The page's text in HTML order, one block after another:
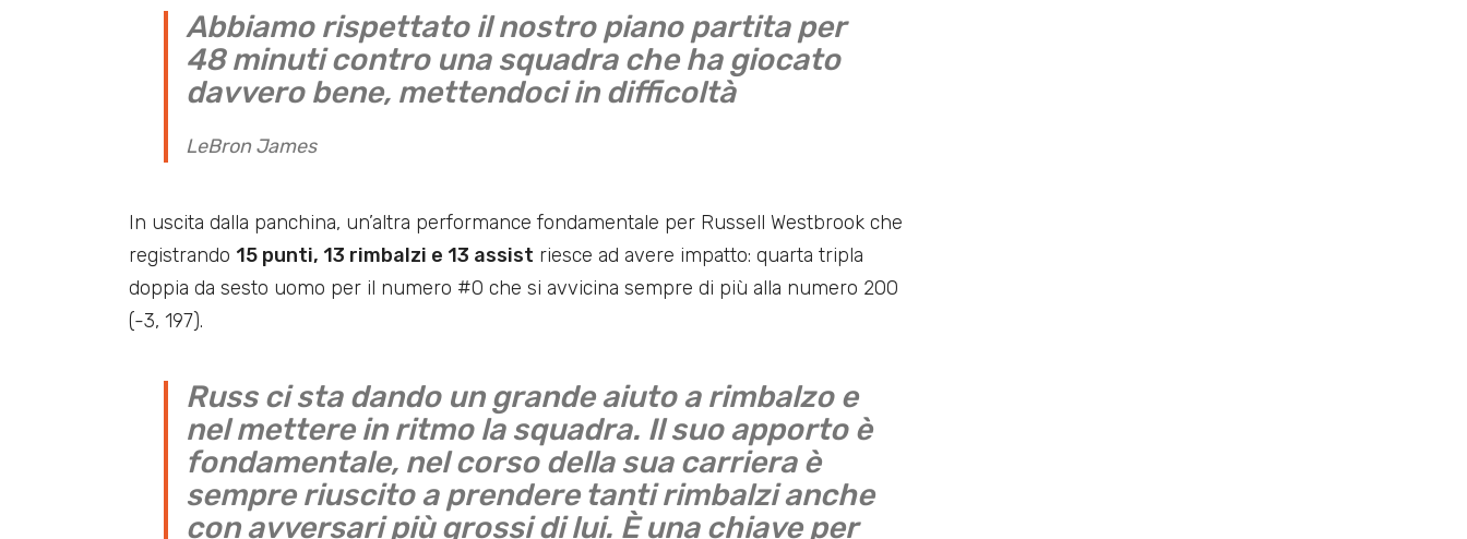
Abbiamo rispettato il nostro piano partita per
48 minuti contro una squadra che ha giocato
davvero bene, mettendoci in difficoltà
LeBron James
In uscita dalla panchina, un’altra performance fondamentale per Russell Westbrook che
registrando 15 punti, 13 rimbalzi e 13 assist riesce ad avere impatto: quarta tripla
doppia da sesto uomo per il numero #0 che si avvicina sempre di più alla numero 200
(-3, 197).
Russ ci sta dando un grande aiuto a rimbalzo e
nel mettere in ritmo la squadra. Il suo apporto è
fondamentale, nel corso della sua carriera è
sempre riuscito a prendere tanti rimbalzi anche
con avversari più grossi di lui. È una chiave per